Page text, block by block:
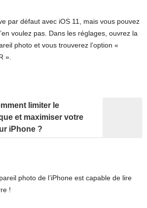
par défaut avec iOS 11, mais vous pouvez
voulez pas. Dans les réglages, ouvrez la
photo et vous trouverez l’option «
».
limiter le
et maximiser votre
iPhone ?
photo de l’iPhone est capable de lire
!